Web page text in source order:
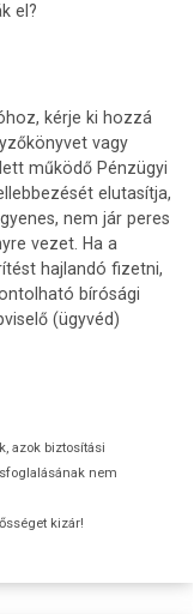
el?
kérje ki hozzá
vagy
működő Pénzügyi
elutasítja,
nem jár peres
vezet. Ha a
hajlandó fizetni,
bírósági
(ügyvéd)
azok biztosítási
nem
kizár!